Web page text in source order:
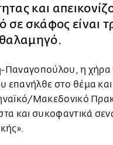
και
σκάφος είναι
Παναγοπούλου, η χήρα
επανήλθε στο θέμα
Μακεδονικό
και συκοφαντικά